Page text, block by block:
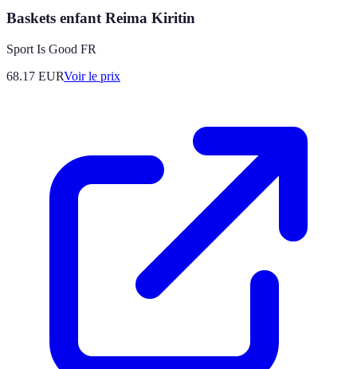
Baskets enfant Reima Kiritin
Sport Is Good FR
68.17 EURVoir le prix